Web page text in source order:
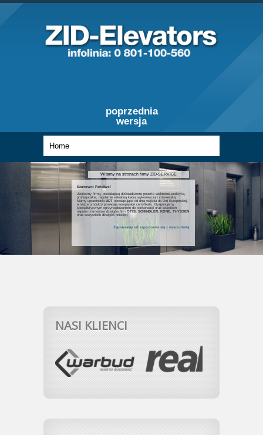
poprzednia
wersja
Witamy na stronach firmy ZID-SERVICE
Szanowni Państwo!
Jesteśmy firmą, posiadającą doświadczenie poparte wieloletnią praktyką,
profesjonalną, regularnie szkoloną kadrą wykonawczą i inżynierską.
Mamy uprawnieniaUDT obowiązujące od dnia wejścia do Unii Europejskiej,
a nasze produkty posiadają europejskie certyfikaty. Dysponujemy
specjalistycznym oprzyrządowaniem do konserwacji oraz wszelkich
napraw i remontów dźwigów firmOTIS, SCHINDLER, KONE, THYSSEN
oraz wszystkich dźwigów polskich.
Zapraszamy od zapoznania się z nasza ofertą
NASI KLIENCI